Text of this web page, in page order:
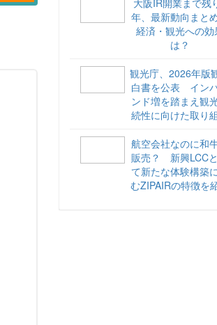
vol.6】
年、最新動向まと
経済・観光への効
は？
観光庁、2026年版
白書を公表 イン
ンド増を踏まえ観
続性に向けた取り
航空会社なのに和
販売？ 新興LCC
て新たな体験構築
むZIPAIRの特徴を